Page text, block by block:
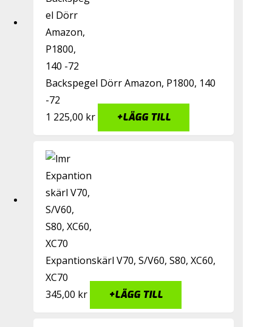
Backspegel Dörr Amazon, P1800, 140
-72
1 225,00 kr +LÄGG TILL
Expantionskärl V70, S/V60, S80, XC60,
XC70
345,00 kr +LÄGG TILL